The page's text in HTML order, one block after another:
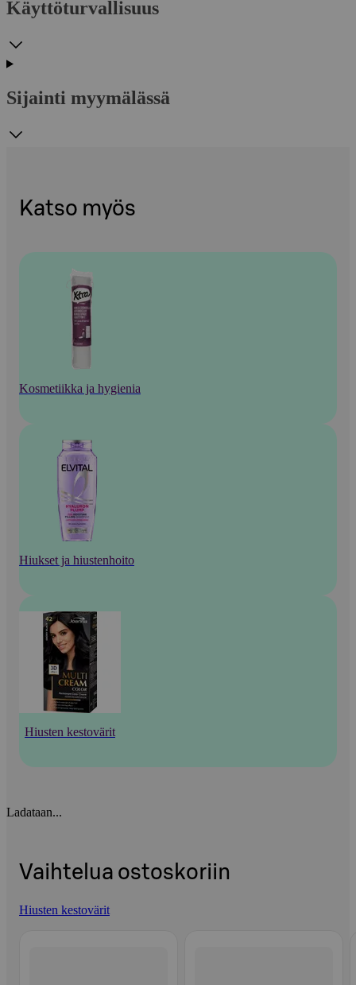
Käyttöturvallisuus
Sijainti myymälässä
Katso myös
Kosmetiikka ja hygienia
Hiukset ja hiustenhoito
Hiusten kestovärit
Ladataan...
Vaihtelua ostoskoriin
Hiusten kestovärit